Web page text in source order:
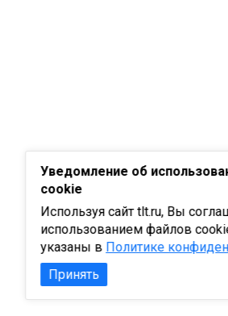
Уведомление об
cookie
Используя сайт tlt.ru, Вы
использованием файлов
указаны в Политике
Принять